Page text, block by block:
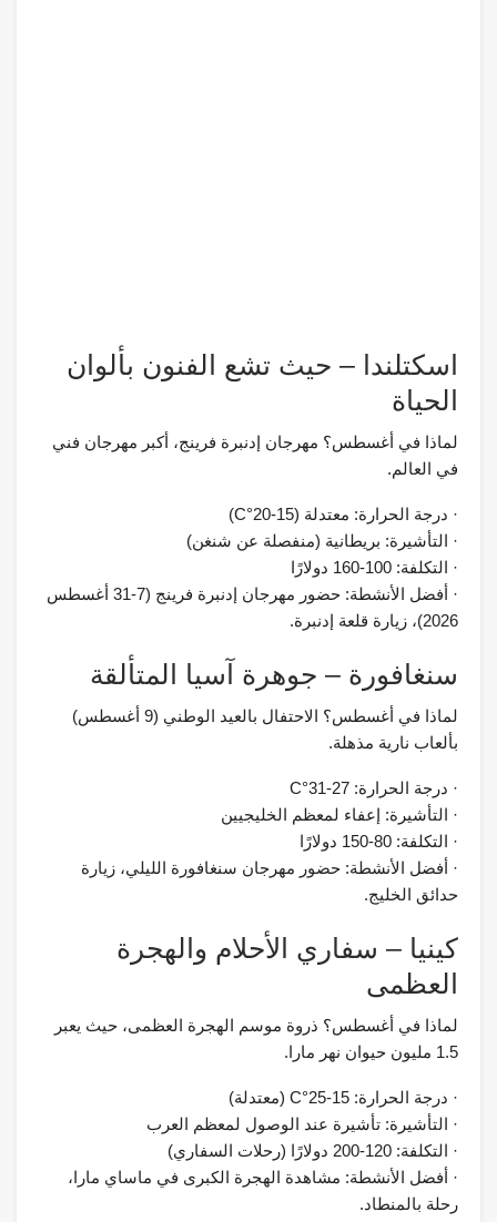
اسكتلندا – حيث تشع الفنون بألوان
الحياة
لماذا في أغسطس؟ مهرجان إدنبرة فرينج، أكبر مهرجان فني
في العالم.
· درجة الحرارة: معتدلة (15-20°C)
· التأشيرة: بريطانية (منفصلة عن شنغن)
· التكلفة: 100-160 دولارًا
· أفضل الأنشطة: حضور مهرجان إدنبرة فرينج (7-31 أغسطس
2026)، زيارة قلعة إدنبرة.
سنغافورة – جوهرة آسيا المتألقة
لماذا في أغسطس؟ الاحتفال بالعيد الوطني (9 أغسطس)
بألعاب نارية مذهلة.
· درجة الحرارة: 27-31°C
· التأشيرة: إعفاء لمعظم الخليجيين
· التكلفة: 80-150 دولارًا
· أفضل الأنشطة: حضور مهرجان سنغافورة الليلي، زيارة
حدائق الخليج.
كينيا – سفاري الأحلام والهجرة
العظمى
لماذا في أغسطس؟ ذروة موسم الهجرة العظمى، حيث يعبر
1.5 مليون حيوان نهر مارا.
· درجة الحرارة: 15-25°C (معتدلة)
· التأشيرة: تأشيرة عند الوصول لمعظم العرب
· التكلفة: 120-200 دولارًا (رحلات السفاري)
· أفضل الأنشطة: مشاهدة الهجرة الكبرى في ماساي مارا،
رحلة بالمنطاد.